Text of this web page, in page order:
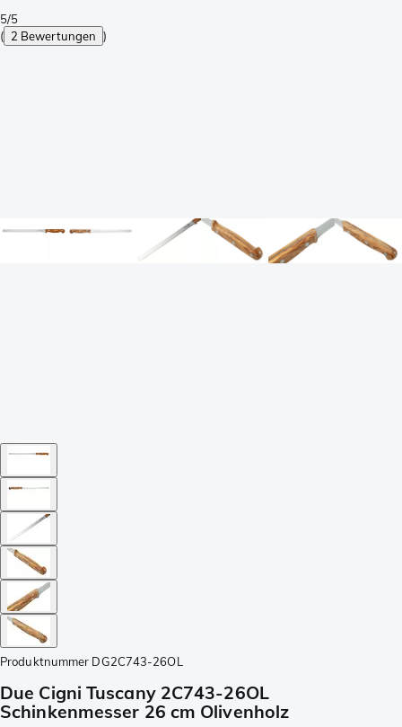
5/5
( 2 Bewertungen )
Produktnummer DG2C743-26OL
Due Cigni Tuscany 2C743-26OL
Schinkenmesser 26 cm Olivenholz